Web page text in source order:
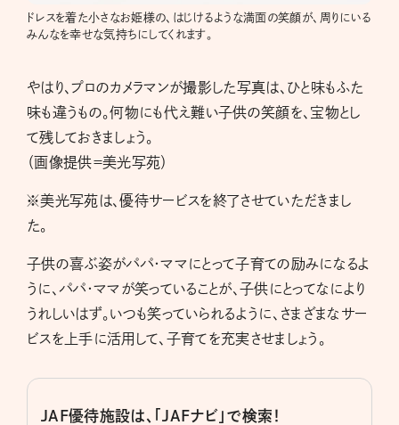
ドレスを着た小さなお姫様の、はじけるような満面の笑顔が、周りにいる
みんなを幸せな気持ちにしてくれます。
やはり、プロのカメラマンが撮影した写真は、ひと味もふた
味も違うもの。何物にも代え難い子供の笑顔を、宝物とし
て残しておきましょう。
（画像提供＝美光写苑）
※美光写苑は、優待サービスを終了させていただきまし
た。
子供の喜ぶ姿がパパ・ママにとって子育ての励みになるよ
うに、パパ・ママが笑っていることが、子供にとってなにより
うれしいはず。いつも笑っていられるように、さまざまなサー
ビスを上手に活用して、子育てを充実させましょう。
JAF優待施設は、「JAFナビ」で検索！